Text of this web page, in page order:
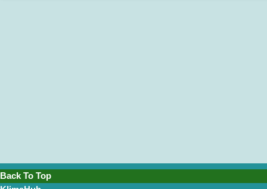
Back To Top